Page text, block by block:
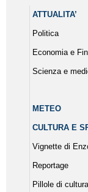
ATTUALITA’
Politica
Economia e
Scienza e
METEO
CULTURA E
Vignette di
Reportage
Pillole di